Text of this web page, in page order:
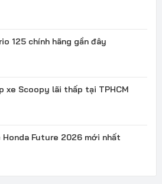
125 chính hãng gần đây
xe Scoopy lãi thấp tại TPHCM
Honda Future 2026 mới nhất